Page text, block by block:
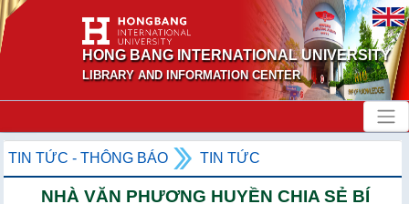
HONG BANG INTERNATIONAL UNIVERSITY
LIBRARY AND INFORMATION CENTER
TIN TỨC - THÔNG BÁO TIN TỨC
NHÀ VĂN PHƯƠNG HUYỀN CHIA SẺ BÍ